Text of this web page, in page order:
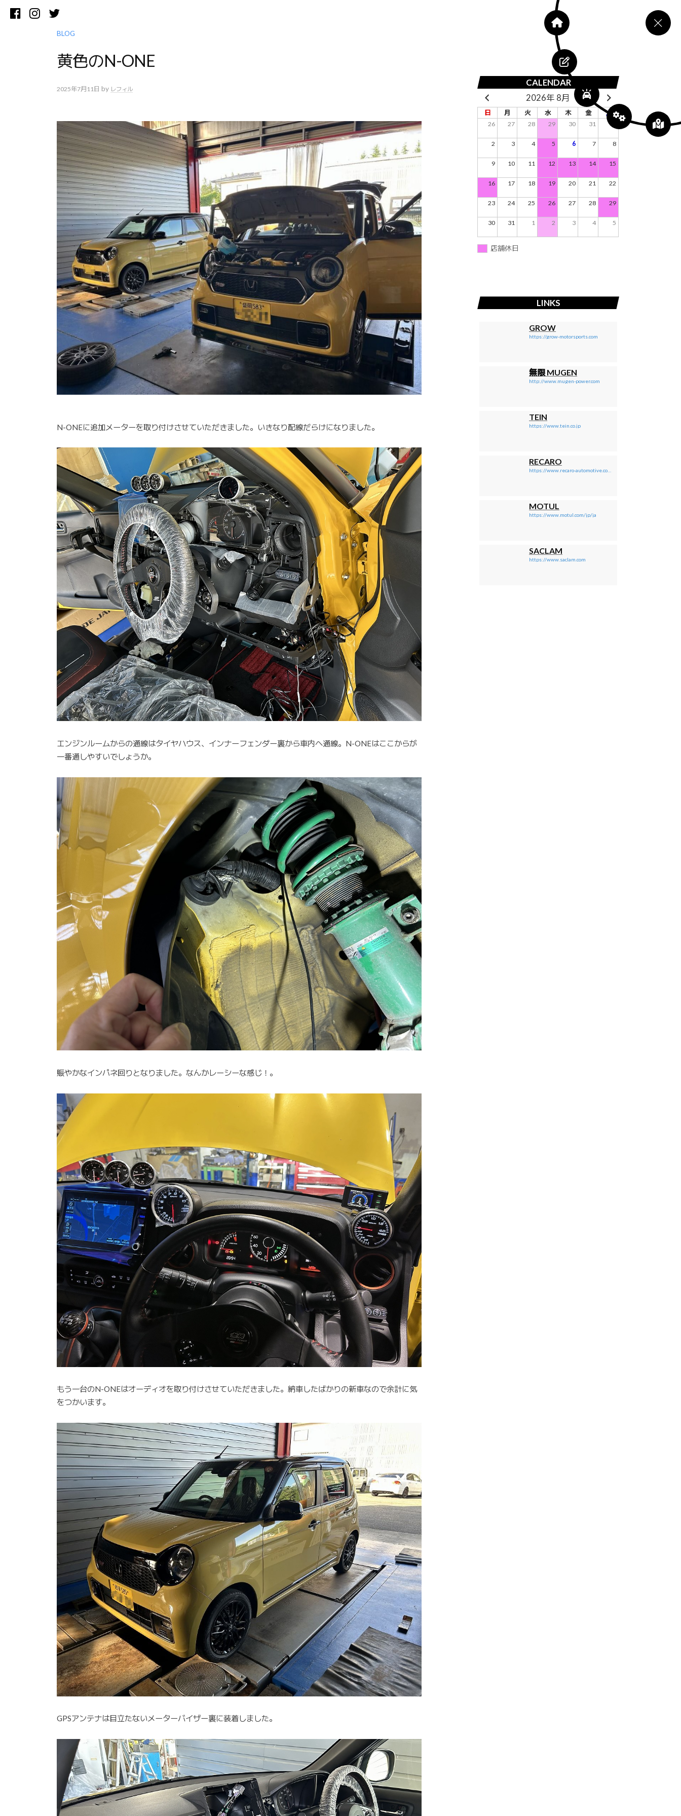
FacebookInstagramTwitter
BLOG
黄色のN-ONE
2025年7月11日 by レフィル
N-ONEに追加メーターを取り付けさせていただきました。いきなり配線だらけになりました。
エンジンルームからの通線はタイヤハウス、インナーフェンダー裏から車内へ通線。N-ONEはここからが
一番通しやすいでしょうか。
賑やかなインパネ回りとなりました。なんかレーシーな感じ！。
もう一台のN-ONEはオーディオを取り付けさせていただきました。納車したばかりの新車なので余計に気
をつかいます。
GPSアンテナは目立たないメーターバイザー裏に装着しました。
CALENDAR
2026年 8月
日 月 火 水 木 金
土
26
27 28 29 30 31
2 3 4 5 6 7 8
9 10 11 12 13 14 15
16 17 18 19 20 21 22
23 24 25 26 27 28 29
30 31 1 2 3 4 5
店舗休日
LINKS
GROW
https://grow-motorsports.com
無限 MUGEN
http://www.mugen-power.com
TEIN
https://www.tein.co.jp
RECARO
MOTUL
https://www.motul.com/jp/ja
SACLAM
https://www.saclam.com